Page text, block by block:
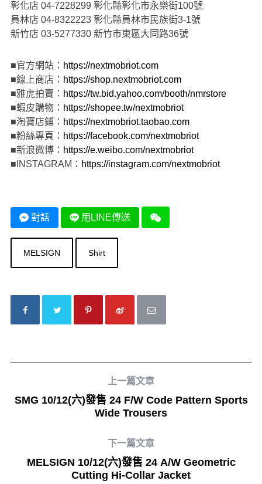
彰化店 04-7228299 彰化縣彰化市永樂街100號
員林店 04-8322223 彰化縣員林市民族街3-1號
新竹店 03-5277330 新竹市東區大同路36號
■官方網站： https://nextmobriot.com
■線上商店： https://shop.nextmobriot.com
■雅虎拍賣： https://tw.bid.yahoo.com/booth/nmrstore
■蝦皮購物： https://shopee.tw/nextmobriot
■淘寶店鋪： https://nextmobriot.taobao.com
■粉絲專頁： https://facebook.com/nextmobriot
■新浪微博： https://e.weibo.com/nextmobriot
■INSTAGRAM： https://instagram.com/nextmobriot
對話 用LINE傳送
MELSIGN Shirt
上一篇文章
SMG 10/12(六)發售 24 F/W Code Pattern Sports
Wide Trousers
下一篇文章
MELSIGN 10/12(六)發售 24 A/W Geometric
Cutting Hi-Collar Jacket